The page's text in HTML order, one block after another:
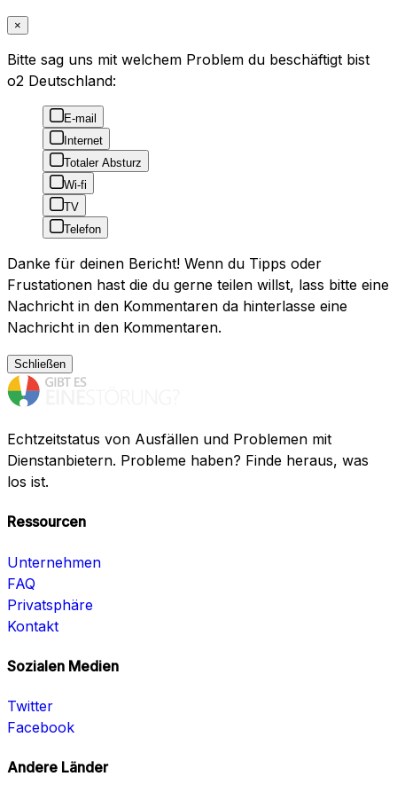
×
Bitte sag uns mit welchem Problem du beschäftigt bist
o2 Deutschland:
E-mail
Internet
Totaler Absturz
Wi-fi
TV
Telefon
Danke für deinen Bericht! Wenn du Tipps oder
Frustationen hast die du gerne teilen willst, lass bitte eine
Nachricht in den Kommentaren da hinterlasse eine
Nachricht in den Kommentaren.
Schließen
Echtzeitstatus von Ausfällen und Problemen mit
Dienstanbietern. Probleme haben? Finde heraus, was
los ist.
Ressourcen
Unternehmen
FAQ
Privatsphäre
Kontakt
Sozialen Medien
Twitter
Facebook
Andere Länder